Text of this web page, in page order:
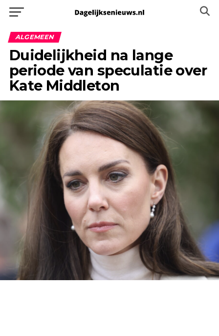
ALGEMEEN
Duidelijkheid na lange
periode van speculatie over
Kate Middleton